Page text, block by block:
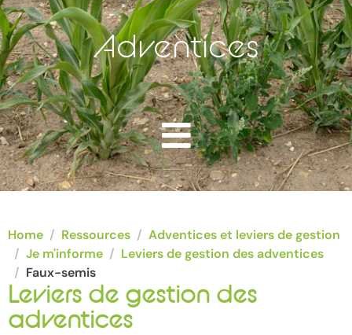
Adventices
Home Ressources
Adventices et leviers de gestion
Je m'informe
Leviers de gestion des adventices
Faux-semis
Leviers de gestion des
adventices